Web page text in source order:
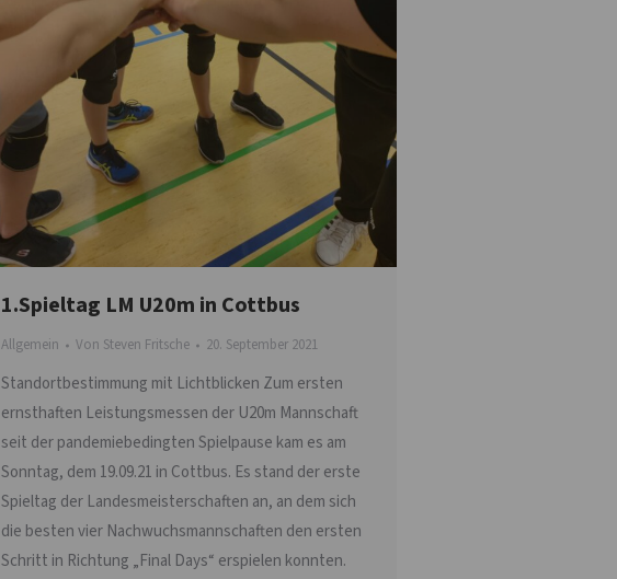
1.Spieltag LM U20m in Cottbus
Allgemein Von Steven Fritsche 20. September 2021
Standortbestimmung mit Lichtblicken Zum ersten
ernsthaften Leistungsmessen der U20m Mannschaft
seit der pandemiebedingten Spielpause kam es am
Sonntag, dem 19.09.21 in Cottbus. Es stand der erste
Spieltag der Landesmeisterschaften an, an dem sich
die besten vier Nachwuchsmannschaften den ersten
Schritt in Richtung „Final Days“ erspielen konnten.